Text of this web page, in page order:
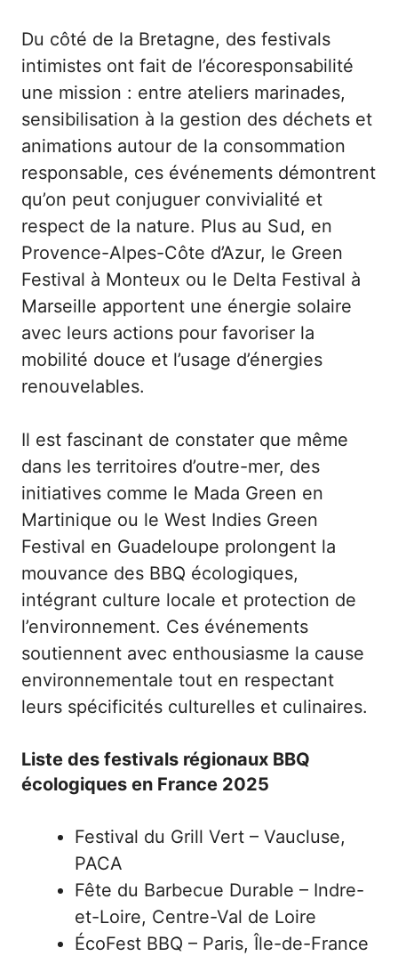
Du côté de la Bretagne, des festivals
intimistes ont fait de l’écoresponsabilité
une mission : entre ateliers marinades,
sensibilisation à la gestion des déchets et
animations autour de la consommation
responsable, ces événements démontrent
qu’on peut conjuguer convivialité et
respect de la nature. Plus au Sud, en
Provence-Alpes-Côte d’Azur, le Green
Festival à Monteux ou le Delta Festival à
Marseille apportent une énergie solaire
avec leurs actions pour favoriser la
mobilité douce et l’usage d’énergies
renouvelables.
Il est fascinant de constater que même
dans les territoires d’outre-mer, des
initiatives comme le Mada Green en
Martinique ou le West Indies Green
Festival en Guadeloupe prolongent la
mouvance des BBQ écologiques,
intégrant culture locale et protection de
l’environnement. Ces événements
soutiennent avec enthousiasme la cause
environnementale tout en respectant
leurs spécificités culturelles et culinaires.
Liste des festivals régionaux BBQ
écologiques en France 2025
Festival du Grill Vert – Vaucluse,
PACA
Fête du Barbecue Durable – Indre-
et-Loire, Centre-Val de Loire
ÉcoFest BBQ – Paris, Île-de-France